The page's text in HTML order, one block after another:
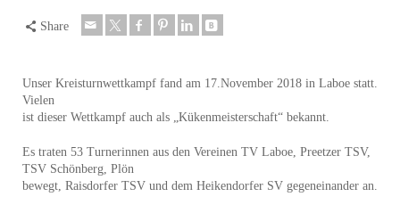
Share
Unser Kreisturnwettkampf fand am 17.November 2018 in Laboe statt.
Vielen
ist dieser Wettkampf auch als „Kükenmeisterschaft“ bekannt.
Es traten 53 Turnerinnen aus den Vereinen TV Laboe, Preetzer TSV,
TSV Schönberg, Plön
bewegt, Raisdorfer TSV und dem Heikendorfer SV gegeneinander an.